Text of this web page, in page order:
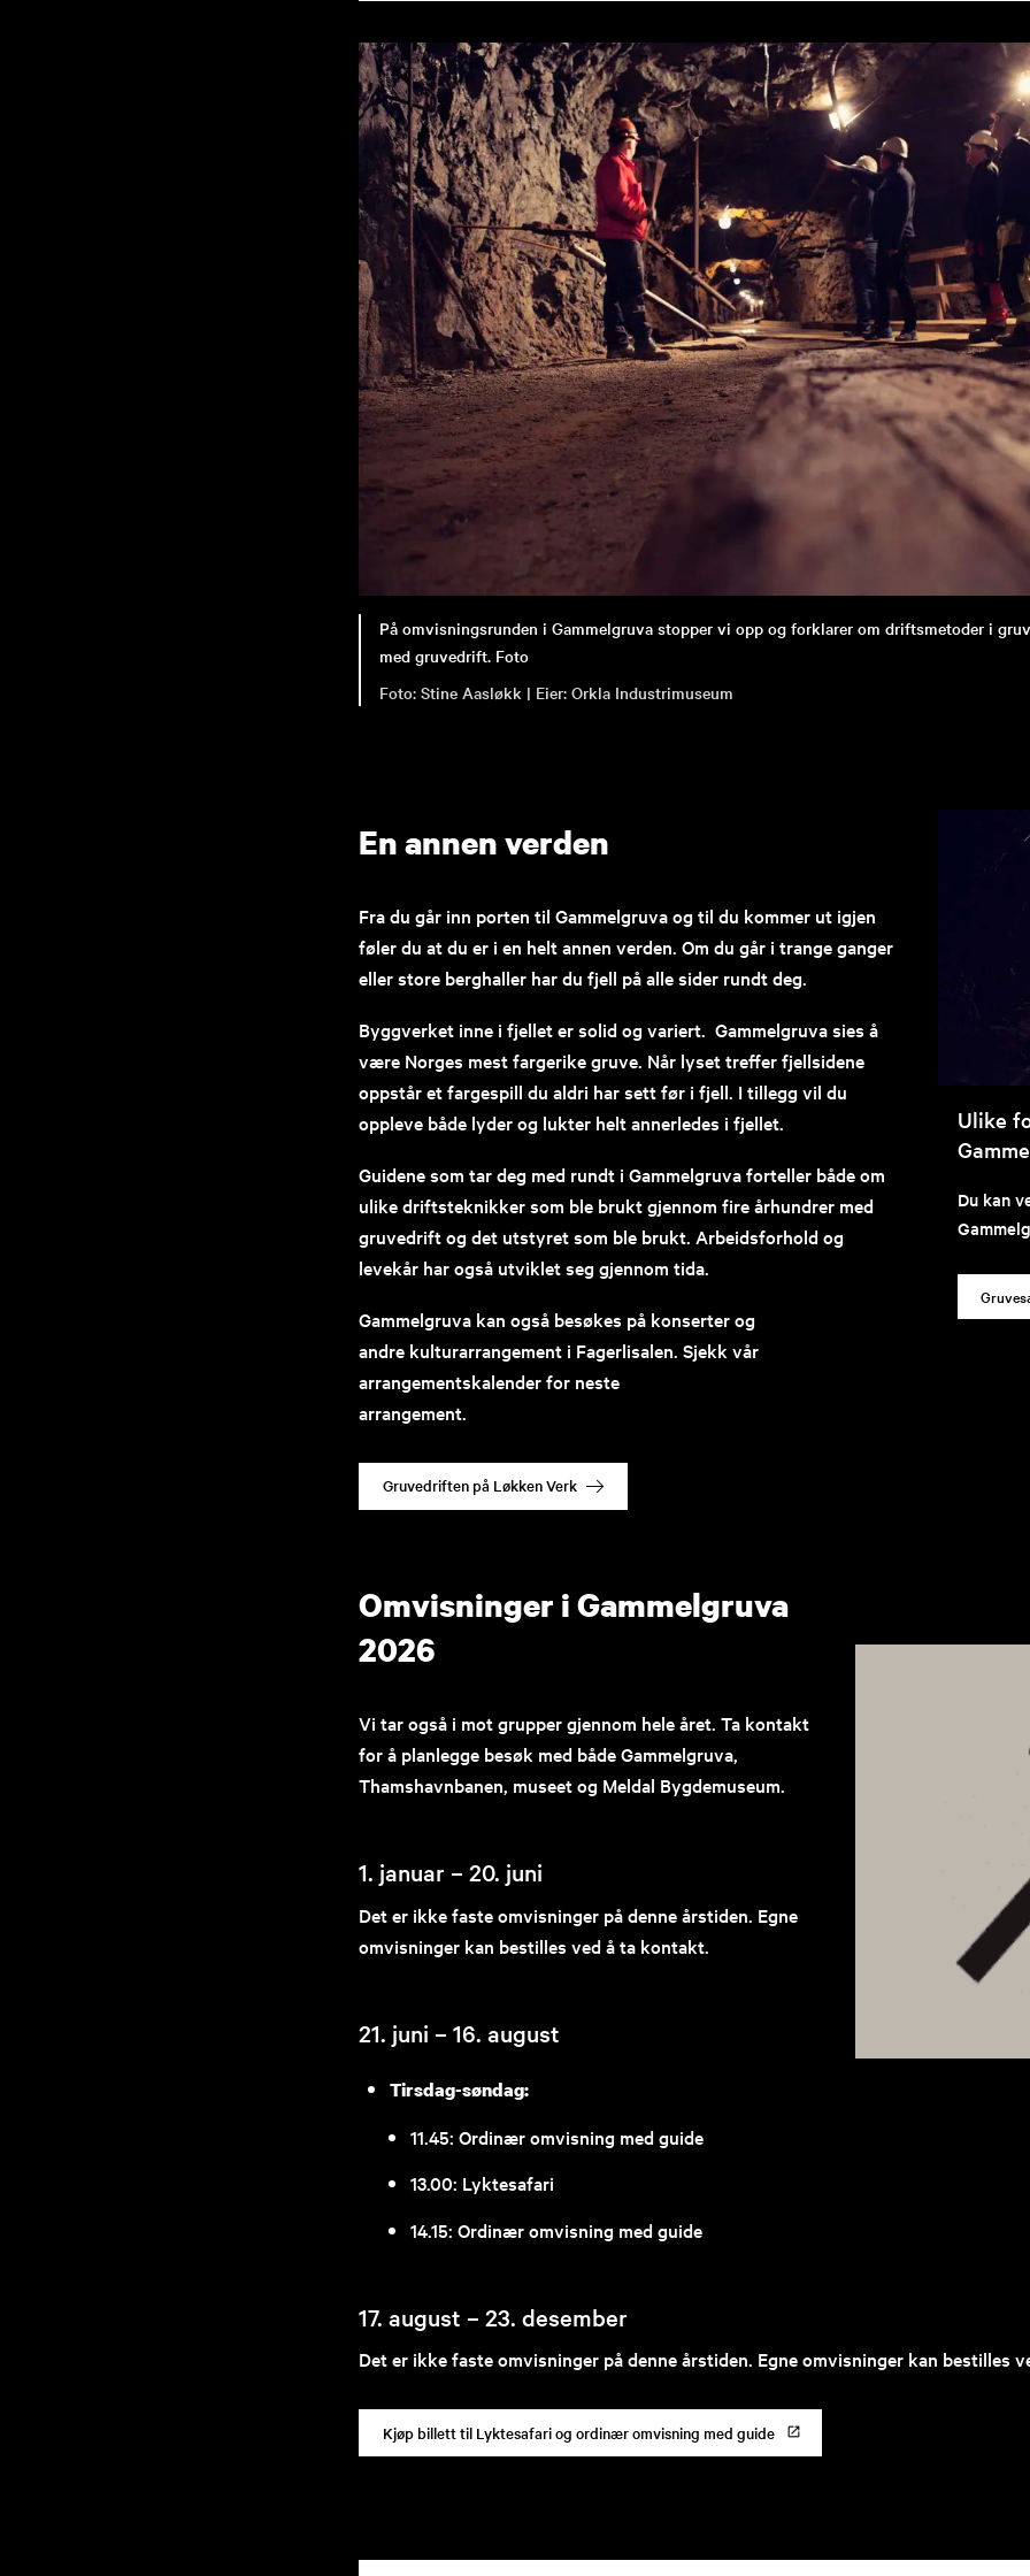
På omvisningsrunden i Gammelgruva stopper vi opp og forklarer om driftsmetoder i
med gruvedrift. Foto
Stine Aasløkk |
Orkla Industrimuseum
Ulike
Du kan
En annen verden
Fra du går inn porten til Gammelgruva og til du kommer ut igjen
føler du at du er i en helt annen verden. Om du går i trange ganger
eller store berghaller har du fjell på alle sider rundt deg.
Byggverket inne i fjellet er solid og variert. Gammelgruva sies å
være Norges mest fargerike gruve. Når lyset treffer fjellsidene
oppstår et fargespill du aldri har sett før i fjell. I tillegg vil du
oppleve både lyder og lukter helt annerledes i fjellet.
Guidene som tar deg med rundt i Gammelgruva forteller både om
ulike driftsteknikker som ble brukt gjennom fire århundrer med
gruvedrift og det utstyret som ble brukt. Arbeidsforhold og
levekår har også utviklet seg gjennom tida.
Gammelgruva kan også besøkes på konserter og
andre kulturarrangement i Fagerlisalen. Sjekk vår
arrangementskalender for neste
arrangement.
Gruvedriften på Løkken Verk
Omvisninger i Gammelgruva
2026
Vi tar også i mot grupper gjennom hele året. Ta kontakt
for å planlegge besøk med både Gammelgruva,
Thamshavnbanen, museet og Meldal Bygdemuseum.
1. januar – 20. juni
Det er ikke faste omvisninger på denne årstiden. Egne
omvisninger kan bestilles ved å ta kontakt.
21. juni – 16. august
Tirsdag-søndag:
11.45: Ordinær omvisning med guide
13.00: Lyktesafari
14.15: Ordinær omvisning med guide
17. august – 23. desember
Det er ikke faste omvisninger på denne årstiden. Egne omvisninger kan bestilles
Kjøp billett til Lyktesafari og ordinær omvisning med guide